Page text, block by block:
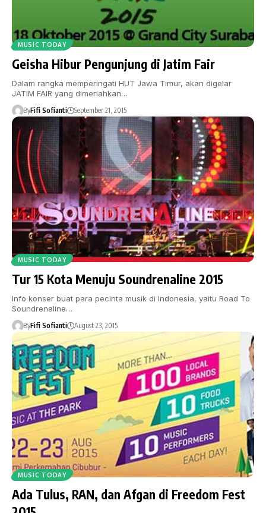
MUSIC TODAY
Geisha Hibur Pengunjung di Jatim Fair
Dalam rangka memperingati HUT Jawa Timur, akan digelar
JATIM FAIR yang dimeriahkan…
ByFifi Sofianti September 21, 2015
MUSIC TODAY
Tur 15 Kota Menuju Soundrenaline 2015
Info konser buat para pecinta musik di Indonesia, yaitu Road To
Soundrenaline…
ByFifi Sofianti August 23, 2015
MUSIC TODAY
Ada Tulus, RAN, dan Afgan di Freedom Fest